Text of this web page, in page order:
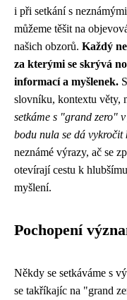
i při setkání s
můžeme těšit na
našich obzorů. Každý
za kterými se skrývá
informací a myšlenek.
slovníku, kontextu věty,
setkáme s "grand zero"
bodu nula se dá vykročit
neznámé výrazy, ač se
otevírají cestu k
myšlení.
Pochopení
Někdy se setkáváme s
se takříkajíc na "grand